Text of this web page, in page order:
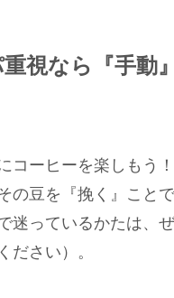
重視なら『手動
コーヒーを楽しもう
の豆を『挽く』こと
迷っているかたは、
ださい）。